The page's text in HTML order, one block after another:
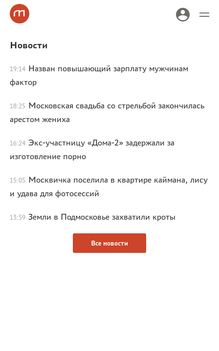
Новости
19:14 Назван повышающий зарплату мужчинам
фактор
18:25 Московская свадьба со стрельбой закончилась
арестом жениха
16:24 Экс-участницу «Дома-2» задержали за
изготовление порно
15:05 Москвичка поселила в квартире каймана, лису
и удава для фотосессий
13:59 Земли в Подмосковье захватили кроты
Все новости